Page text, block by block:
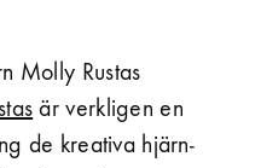
Molly Rustas
är verkligen en
de kreativa hjärn­